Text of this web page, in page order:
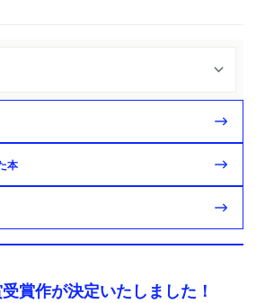
本
賞作が決定いたしました！